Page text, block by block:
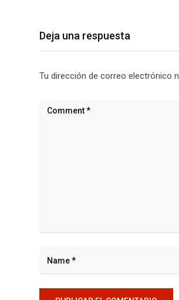
Deja una respuesta
Tu dirección de correo electrónico